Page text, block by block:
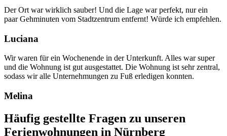
Der Ort war wirklich sauber! Und die Lage war perfekt, nur ein
paar Gehminuten vom Stadtzentrum entfernt! Würde ich empfehlen.
Luciana
Wir waren für ein Wochenende in der Unterkunft. Alles war super
und die Wohnung ist gut ausgestattet. Die Wohnung ist sehr zentral,
sodass wir alle Unternehmungen zu Fuß erledigen konnten.
Melina
Häufig gestellte Fragen zu unseren
Ferienwohnungen in Nürnberg